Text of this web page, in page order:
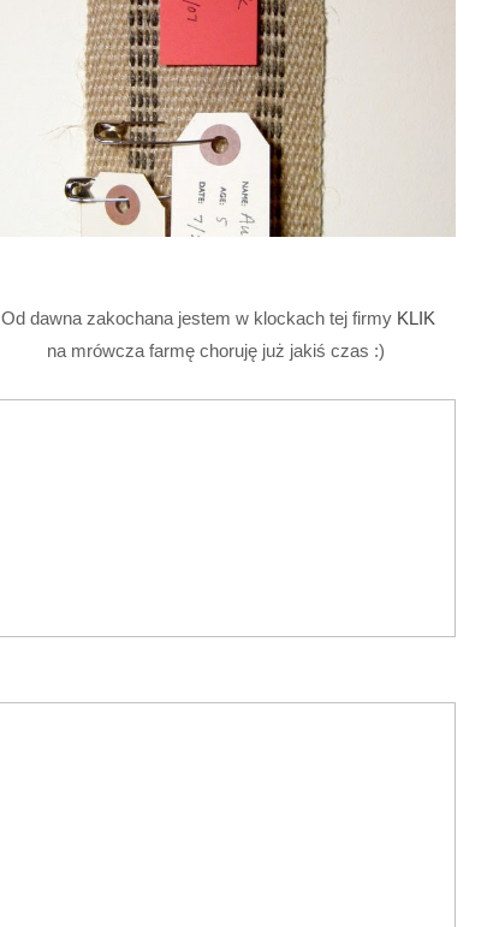
Od dawna zakochana jestem w klockach tej firmy KLIK
na mrówcza farmę choruję już jakiś czas :)